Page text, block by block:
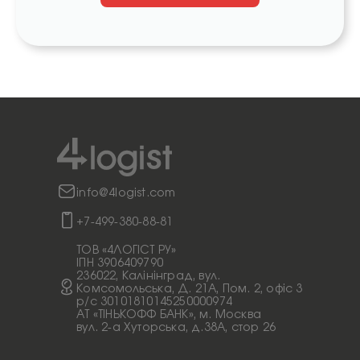
info@4logist.com
+7-499-380-88-81
ТОВ «4ЛОГІСТ РУ»
ІПН 3906409790
236022, Калінінград, вул.
Комсомольська, Д. 21А, Пом. 2, офіс 3
p/c 30101810145250000974
АТ «ТІНЬКОФФ БАНК», м. Москва
вул. 2-а Хуторська, д.38А, стор 26